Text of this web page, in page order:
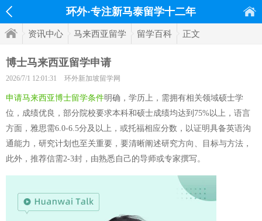
环外·专注新马泰留学十二年
资讯中心 马来西亚留学 留学百科 正文
博士马来西亚留学申请
2026/7/1 12:01:31 环外新加坡留学网
申请马来西亚博士留学条件明确，学历上，需拥有相关领域硕士学
位，成绩优良，部分院校要求本科和硕士成绩均达到75%以上，语言
方面，雅思需6.0-6.5分及以上，或托福相应分数，以证明具备英语沟
通能力，研究计划也至关重要，要清晰阐述研究方向、目标与方法，
此外，推荐信需2-3封，由熟悉自己的导师或专家撰写。